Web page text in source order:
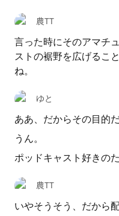
農TT
言った時にそのアマチ
ストの裾野を広げるこ
ね。
ゆと
ああ、だからその目的
うん。
ポッドキャスト好きの
農TT
いやそうそう、だから